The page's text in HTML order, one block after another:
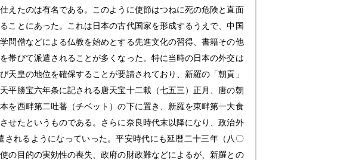
えたのは有名である。このように使節はつねに死の危険と直面
ことにあった。これは日本の古代国家を形成するうえで、中国
問僧などによる仏教を始めとする先進文化の習得、書籍その他
帯びて派遣されることが多くなった。特に当時の日本の外交は
皇の地位を確保することが要請されており、新羅の「朝貢」
平勝宝六年条に記される唐天宝十二載（七五三）正月、唐の朝
を西畔第二吐蕃（チベット）の下に置き、新羅を東畔第一大食
せたというものである。さらに奈良時代末以降になり、政治外
れるようになっていった。平安時代にも延暦二十三年（八〇
の目的の実効性の喪失、政府の財政難などによるが、新羅との